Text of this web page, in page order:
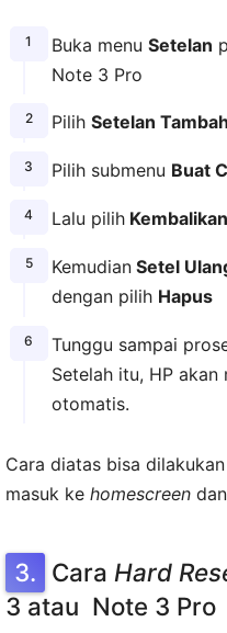
Buka menu Setelan
Note 3 Pro
Pilih Setelan
Pilih submenu Buat
Lalu pilih
KemudianSetel
dengan pilih Hapus
Tunggu sampai
Setelah itu, HP akan
otomatis.
Cara diatas bisa
masuk ke homescreen
Cara Hard
3 atau Note 3 Pro